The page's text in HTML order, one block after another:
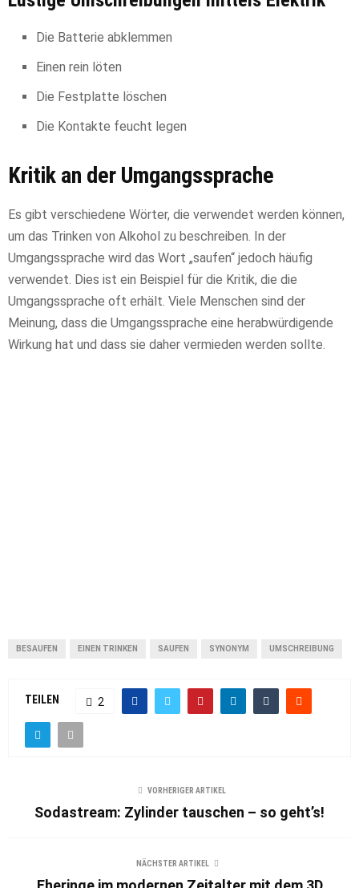
Die Batterie abklemmen
Einen rein löten
Die Festplatte löschen
Die Kontakte feucht legen
Kritik an der Umgangssprache
Es gibt verschiedene Wörter, die verwendet werden können,
um das Trinken von Alkohol zu beschreiben. In der
Umgangssprache wird das Wort „saufen“ jedoch häufig
verwendet. Dies ist ein Beispiel für die Kritik, die die
Umgangssprache oft erhält. Viele Menschen sind der
Meinung, dass die Umgangssprache eine herabwürdigende
Wirkung hat und dass sie daher vermieden werden sollte.
BESAUFEN EINEN TRINKEN SAUFEN SYNONYM UMSCHREIBUNG
TEILEN 2
VORHERIGER ARTIKEL
Sodastream: Zylinder tauschen – so geht’s!
NÄCHSTER ARTIKEL